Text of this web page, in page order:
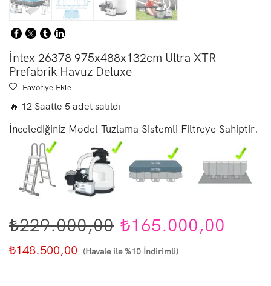
İntex 26378 975x488x132cm Ultra XTR
Prefabrik Havuz Deluxe
Favoriye Ekle
🔥 12 Saatte 5 adet satıldı
İncelediğiniz Model Tuzlama Sistemli Filtreye Sahiptir.
₺229.000,00 Orijinal
fiyat:
₺165.000,00
₺148.500,00 (Havale ile %10 İndirimli)